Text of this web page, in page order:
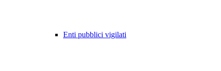
Enti pubblici vigilati